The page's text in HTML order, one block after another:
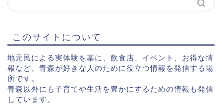
このサイトについて
地元民による実体験を基に、飲食店、イベント、お得な情
報など、青森が好きな人のために役立つ情報を発信する場
所です。
青森以外にも子育てや生活を豊かにするための情報も発信
しています。